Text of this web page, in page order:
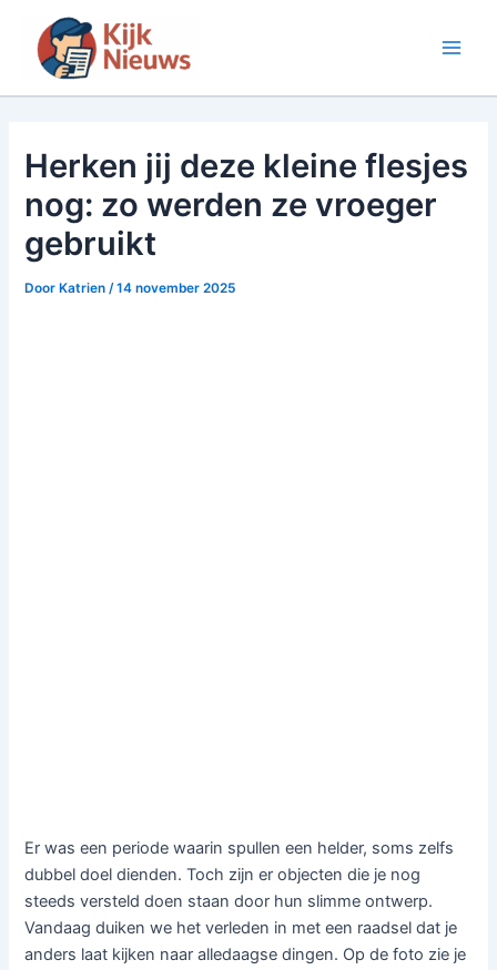
inhoud
Herken jij deze kleine flesjes
nog: zo werden ze vroeger
gebruikt
Door Katrien/14 november 2025
Er was een periode waarin spullen een helder, soms zelfs
dubbel doel dienden. Toch zijn er objecten die je nog
steeds versteld doen staan door hun slimme ontwerp.
Vandaag duiken we het verleden in met een raadsel dat je
anders laat kijken naar alledaagse dingen. Op de foto zie je